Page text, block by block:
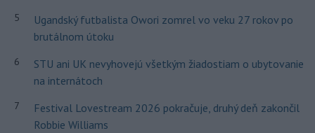
5
Ugandský futbalista Owori zomrel vo veku 27 rokov po
brutálnom útoku
6
STU ani UK nevyhovejú všetkým žiadostiam o ubytovanie
na internátoch
7
Festival Lovestream 2026 pokračuje, druhý deň zakončil
Robbie Williams